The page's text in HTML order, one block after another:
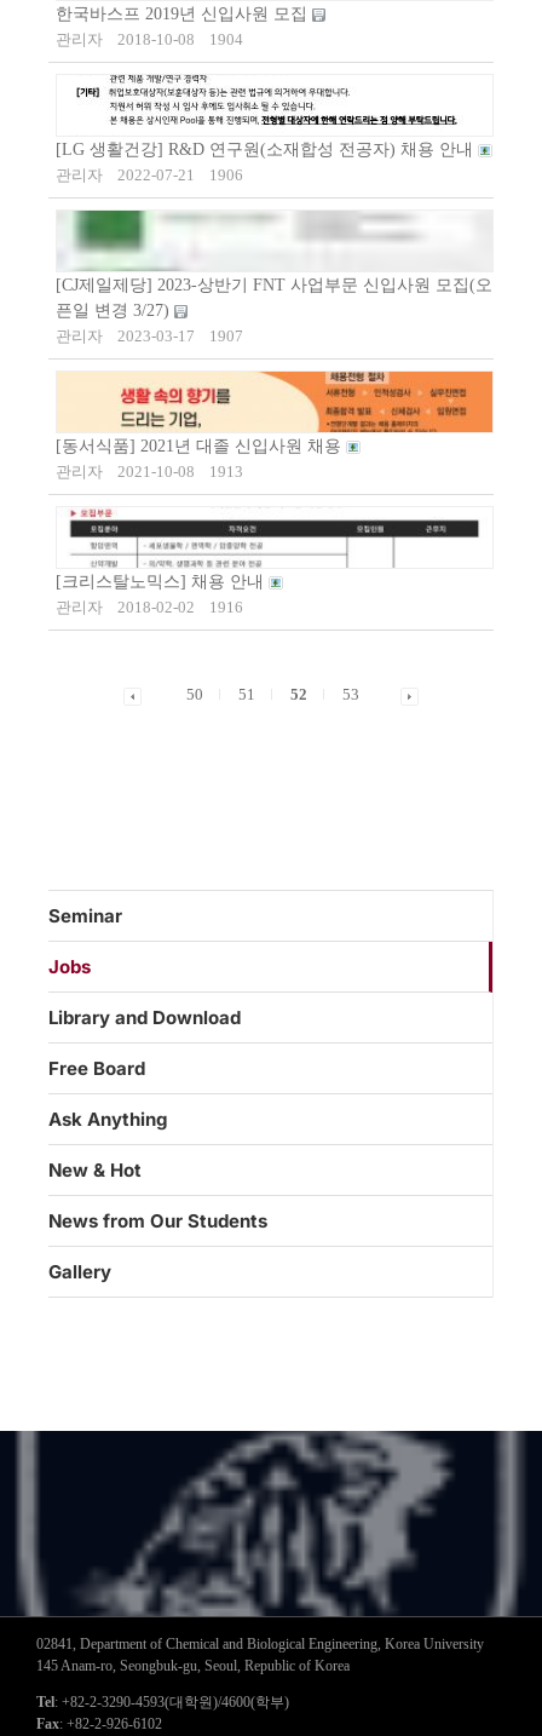
한국바스프 2019년 신입사원 모집
관리자
2018-10-08 1904
[LG 생활건강] R&D 연구원(소재합성 전공자) 채용 안내
관리자
2022-07-21 1906
[CJ제일제당] 2023-상반기 FNT 사업부문 신입사원 모집(오
픈일 변경 3/27)
관리자
2023-03-17 1907
[동서식품] 2021년 대졸 신입사원 채용
관리자
2021-10-08 1913
[크리스탈노믹스] 채용 안내
관리자
2018-02-02 1916
50 51 52 53
Seminar
Jobs
Library and Download
Free Board
Ask Anything
New & Hot
News from Our Students
Gallery
02841, Department of Chemical and Biological Engineering, Korea University
145 Anam-ro, Seongbuk-gu, Seoul, Republic of Korea
Tel: +82-2-3290-4593(대학원)/4600(학부)
Fax: +82-2-926-6102